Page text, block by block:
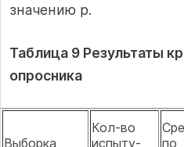
значению р.
Таблица 9 Результаты
опросника
Выборка
Кол-во
испыту­
по